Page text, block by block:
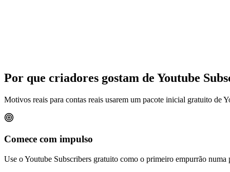
Por que criadores gostam de Youtube
Motivos reais para contas reais usarem um pacote inicial gratuito de
Comece com impulso
Use o Youtube Subscribers gratuito como o primeiro empurrão